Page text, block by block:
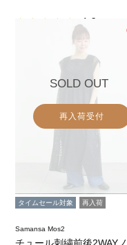
4.6
SOLD OUT
再入荷受付
タイムセール対象 再入荷
Samansa Mos2